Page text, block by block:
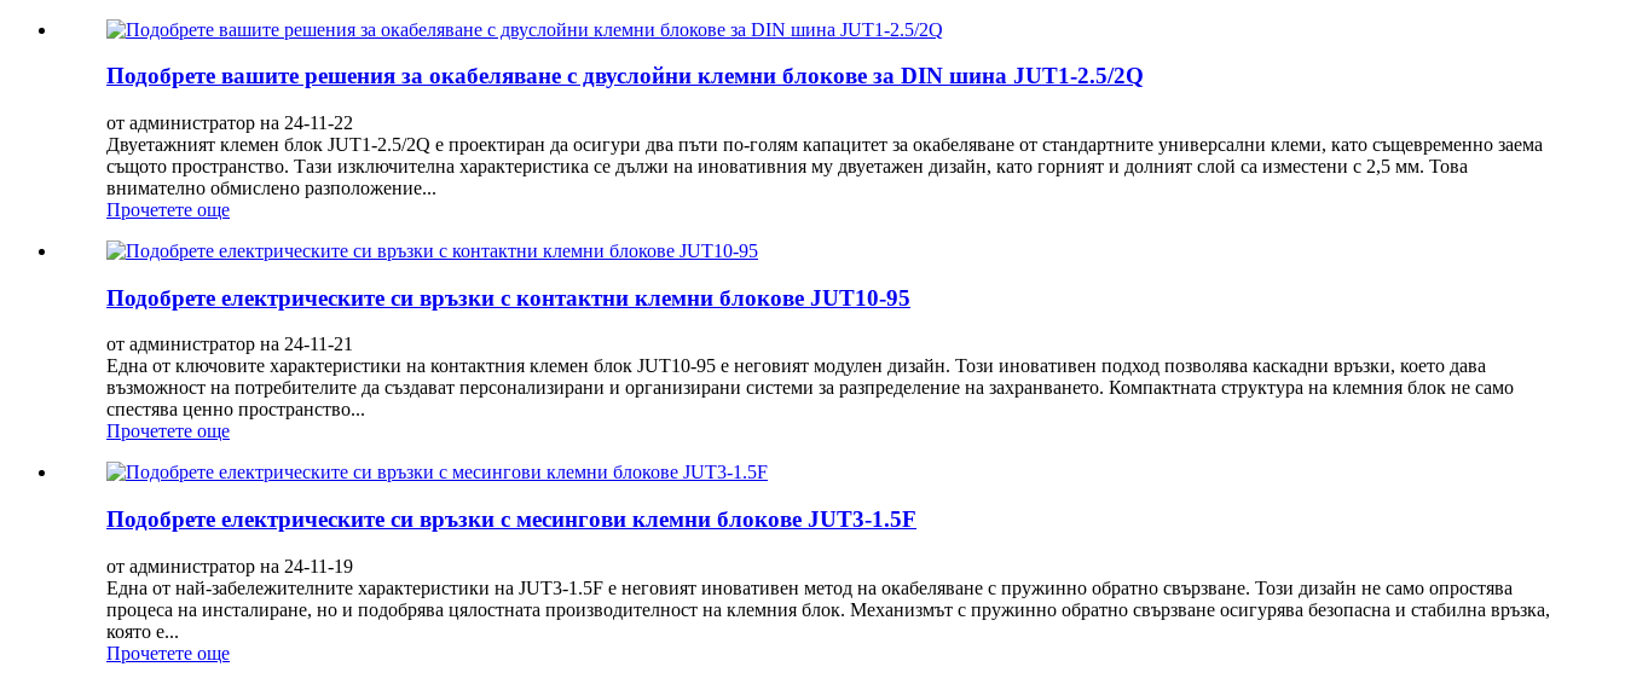
Подобрете вашите решения за окабеляване с двуслойни клемни блокове за DIN шина JUT1-2.5/2Q
от администратор на 24-11-22
Двуетажният клемен блок JUT1-2.5/2Q е проектиран да осигури два пъти по-голям капацитет за окабеляване от стандартните универсални клеми, като същевременно заема
същото пространство. Тази изключителна характеристика се дължи на иновативния му двуетажен дизайн, като горният и долният слой са изместени с 2,5 мм. Това
внимателно обмислено разположение...
Прочетете още
Подобрете електрическите си връзки с контактни клемни блокове JUT10-95
от администратор на 24-11-21
Една от ключовите характеристики на контактния клемен блок JUT10-95 е неговият модулен дизайн. Този иновативен подход позволява каскадни връзки, което дава
възможност на потребителите да създават персонализирани и организирани системи за разпределение на захранването. Компактната структура на клемния блок не само
спестява ценно пространство...
Прочетете още
Подобрете електрическите си връзки с месингови клемни блокове JUT3-1.5F
от администратор на 24-11-19
Една от най-забележителните характеристики на JUT3-1.5F е неговият иновативен метод на окабеляване с пружинно обратно свързване. Този дизайн не само опростява
процеса на инсталиране, но и подобрява цялостната производителност на клемния блок. Механизмът с пружинно обратно свързване осигурява безопасна и стабилна връзка,
която е...
Прочетете още